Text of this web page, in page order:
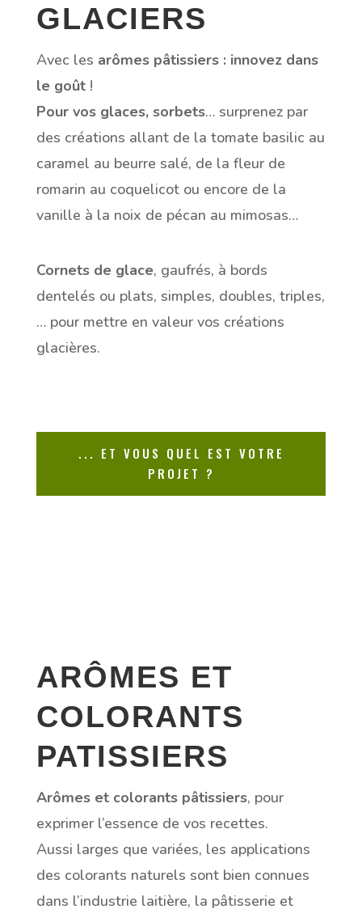
GLACIERS
Avec les arômes pâtissiers : innovez dans
le goût!
Pour vos glaces, sorbets… surprenez par
des créations allant de la tomate basilic au
caramel au beurre salé, de la fleur de
romarin au coquelicot ou encore de la
vanille à la noix de pécan au mimosas…
Cornets de glace, gaufrés, à bords
dentelés ou plats, simples, doubles, triples,
… pour mettre en valeur vos créations
glacières.
... ET VOUS QUEL EST VOTRE
PROJET ?
ARÔMES ET
COLORANTS
PATISSIERS
Arômes et colorants pâtissiers, pour
exprimer l’essence de vos recettes.
Aussi larges que variées, les applications
des colorants naturels sont bien connues
dans l’industrie laitière, la pâtisserie et